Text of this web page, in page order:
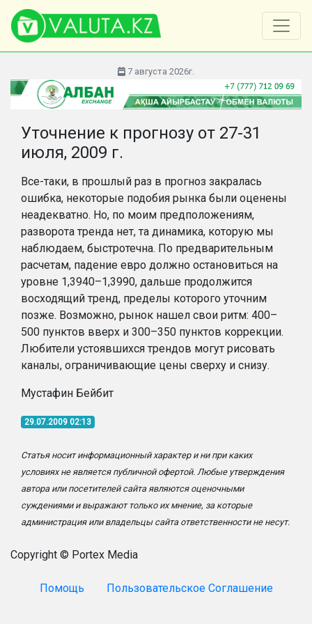
7 августа 2026г.
Уточнение к прогнозу от 27-31
июля, 2009 г.
Все-таки, в прошлый раз в прогноз закралась
ошибка, некоторые подобия рынка были оценены
неадекватно. Но, по моим предположениям,
разворота тренда нет, та динамика, которую мы
наблюдаем, быстротечна. По предварительным
расчетам, падение евро должно остановиться на
уровне 1,3940–1,3990, дальше продолжится
восходящий тренд, пределы которого уточним
позже. Возможно, рынок нашел свои ритм: 400–
500 пунктов вверх и 300–350 пунктов коррекции.
Любители устоявшихся трендов могут рисовать
каналы, ограничивающие цены сверху и снизу.
Мустафин Бейбит
29.07.2009 02:13
Статья носит информационный характер и ни при каких
условиях не является публичной офертой. Любые утверждения
автора или посетителей сайта являются оценочными
суждениями и выражают только их мнение, за которые
администрация или владельцы сайта ответственности не несут.
Copyright © Portex Media
Помощь Пользовательское Соглашение